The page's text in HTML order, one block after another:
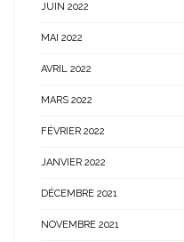
JUIN 2022
MAI 2022
AVRIL 2022
MARS 2022
FÉVRIER 2022
JANVIER 2022
DÉCEMBRE 2021
NOVEMBRE 2021